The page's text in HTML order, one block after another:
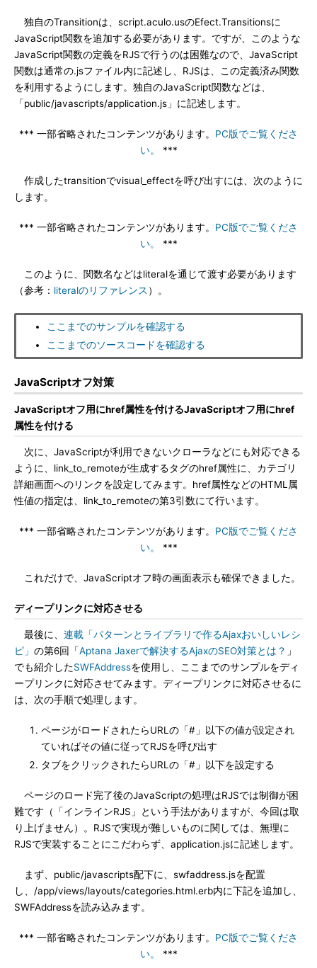
独自のTransitionは、script.aculo.usのEfect.Transitionsに
JavaScript関数を追加する必要があります。ですが、このような
JavaScript関数の定義をRJSで行うのは困難なので、JavaScript
関数は通常の.jsファイル内に記述し、RJSは、この定義済み関数
を利用するようにします。独自のJavaScript関数などは、
「public/javascripts/application.js」に記述します。
*** 一部省略されたコンテンツがあります。 PC版でご覧くださ
い。
***
作成したtransitionでvisual_effectを呼び出すには、次のように
します。
*** 一部省略されたコンテンツがあります。 PC版でご覧くださ
い。
***
このように、関数名などはliteralを通じて渡す必要があります
（参考： literalのリファレンス ）。
ここまでのサンプルを確認する
ここまでのソースコードを確認する
JavaScriptオフ対策
JavaScriptオフ用にhref属性を付けるJavaScriptオフ用にhref
属性を付ける
次に、JavaScriptが利用できないクローラなどにも対応できる
ように、link_to_remoteが生成するタグのhref属性に、カテゴリ
詳細画面へのリンクを設定してみます。href属性などのHTML属
性値の指定は、link_to_remoteの第3引数にて行います。
*** 一部省略されたコンテンツがあります。 PC版でご覧くださ
い。
***
これだけで、JavaScriptオフ時の画面表示も確保できました。
ディープリンクに対応させる
最後に、 連載「パターンとライブラリで作るAjaxおいしいレシ
ピ」 の第6回「Aptana Jaxerで解決するAjaxのSEO対策とは？ 」
でも紹介したSWFAddressを使用し、ここまでのサンプルをディ
ープリンクに対応させてみます。ディープリンクに対応させるに
は、次の手順で処理します。
ページがロードされたらURLの「#」以下の値が設定され
ていればその値に従ってRJSを呼び出す
タブをクリックされたらURLの「#」以下を設定する
ページのロード完了後のJavaScriptの処理はRJSでは制御が困
難です（「インラインRJS」という手法がありますが、今回は取
り上げません）。RJSで実現が難しいものに関しては、無理に
RJSで実装することにこだわらず、application.jsに記述します。
まず、public/javascripts配下に、swfaddress.jsを配置
し、/app/views/layouts/categories.html.erb内に下記を追加し、
SWFAddressを読み込みます。
*** 一部省略されたコンテンツがあります。 PC版でご覧くださ
い。
***